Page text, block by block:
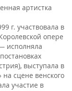
артистка
г. участвовала в
опере
исполняла
выступала в
на сцене венского
участие в